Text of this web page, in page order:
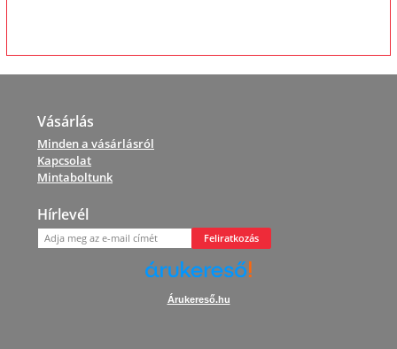
Vásárlás
Minden a vásárlásról
Kapcsolat
Mintaboltunk
Hírlevél
Feliratkozás
Árukereső.hu